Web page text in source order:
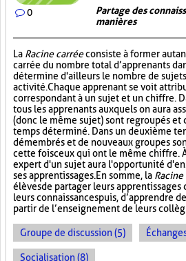
0
Partage des
manières
La Racine carréeconsiste à former
carrée du nombre total d’apprenants
détermine d'ailleurs le nombre de
activité. Chaque apprenant se voit
correspondant à un sujet et un chiffre.
tous les apprenants auxquels on aura
(donc le même sujet) sont regroupés et
temps déterminé. Dans un deuxième
démembrés et de nouveaux groupes
cette fois ceux qui ont le même chiffre.
expert d'un sujet aura l'opportunité
ses apprentissages. En somme, la
élèves de partager leurs
leurs connaissances puis, d’apprendre
partir de l’enseignement de leurs
Groupe de discussion (5)
Socialisation (8)